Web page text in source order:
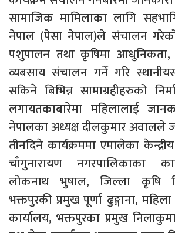
सामाजिक मामिलाका लागि
नेपाल (पेसा नेपाल)ले संचालन गरेको
पशुपालन तथा कृषिमा आधुनिकता,
व्यबसाय संचालन गर्ने गरि
सकिने बिभिन्न सामाग्रहीहरुको
लगायतकाबारेमा महिलालाई
नेपालका अध्यक्ष दीलकुमार अवालले
तीनदिने कार्यक्रममा एमालेका
चाँगुनारायण नगरपालिकाका
लोकनाथ भुषाल, जिल्ला कृषि
भक्तपुरकी प्रमुख पूर्णा ढुङ्गाना,
कार्यालय, भक्तपुरका प्रमुख